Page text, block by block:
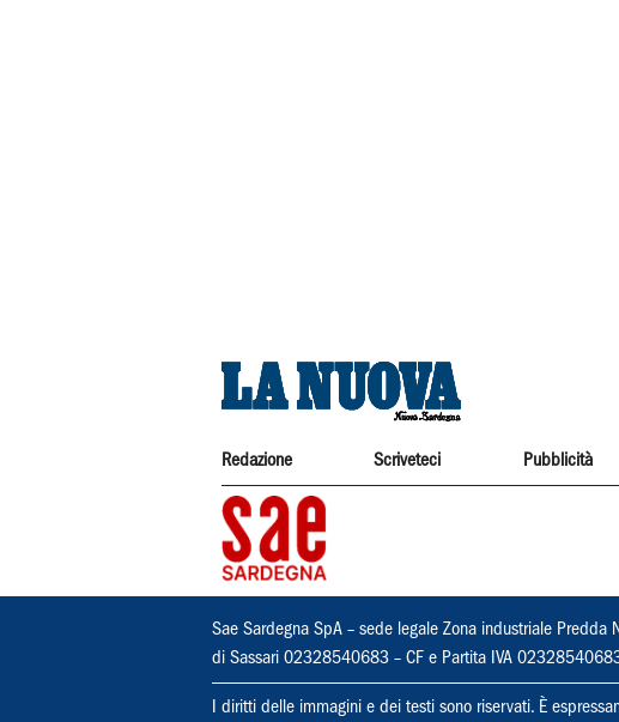
Redazione Scriveteci Pubblicità
Sae Sardegna SpA – sede legale Zona industriale
di Sassari 02328540683 – CF e Partita IVA
I diritti delle immagini e dei testi sono riservati. È